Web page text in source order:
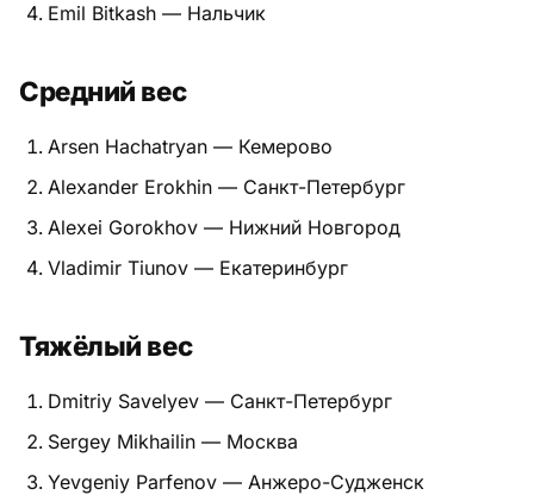
Психология бойца
Растяжка и ОФП
Техника и ката
Травмы
Турниры
Экипировка
Emil Bitkash — Нальчик
Средний вес
Arsen Hachatryan — Кемерово
Alexander Erokhin — Санкт-Петербург
Alexei Gorokhov — Нижний Новгород
Vladimir Tiunov — Екатеринбург
Тяжёлый вес
Dmitriy Savelyev — Санкт-Петербург
Sergey Mikhailin — Москва
Yevgeniy Parfenov — Анжеро-Судженск